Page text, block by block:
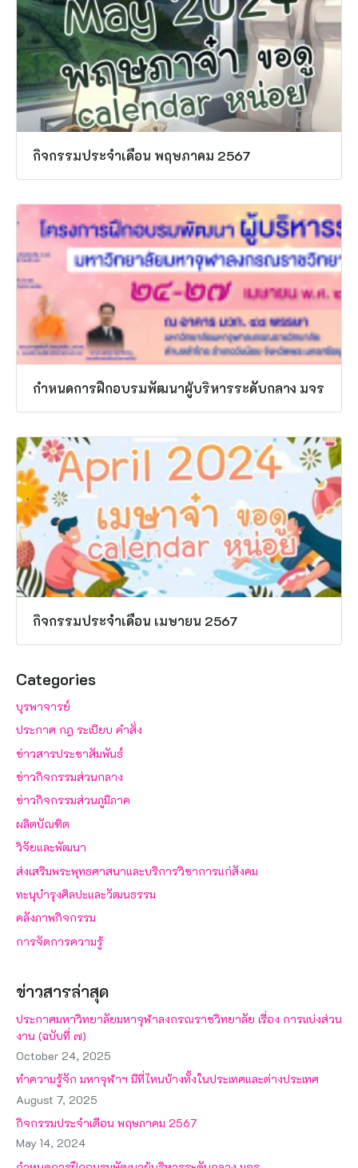
กิจกรรมประจำเดือน พฤษภาคม 2567
กำหนดการฝึกอบรมพัฒนาผู้บริหารระดับกลาง มจร
กิจกรรมประจำเดือน เมษายน 2567
Categories
บุรพาจารย์
ประกาศ กฎ ระเบียบ คำสั่ง
ข่าวสารประชาสัมพันธ์
ข่าวกิจกรรมส่วนกลาง
ข่าวกิจกรรมส่วนภูมิภาค
ผลิตบัณฑิต
วิจัยและพัฒนา
ส่งเสริมพระพุทธศาสนาและบริการวิชาการแก่สังคม
ทะนุบำรุงศิลปะและวัฒนธรรม
คลังภาพกิจกรรม
การจัดการความรู้
ข่าวสารล่าสุด
ประกาศมหาวิทยาลัยมหาจุฬาลงกรณราชวิทยาลัย เรื่อง การแบ่งส่วน
งาน (ฉบับที่ ๗)
October 24, 2025
ทำความรู้จัก มหาจุฬาฯ มีที่ไหนบ้างทั้งในประเทศและต่างประเทศ
August 7, 2025
กิจกรรมประจำเดือน พฤษภาคม 2567
May 14, 2024